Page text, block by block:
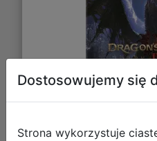
Dostosowujemy się
Strona wykorzystuje